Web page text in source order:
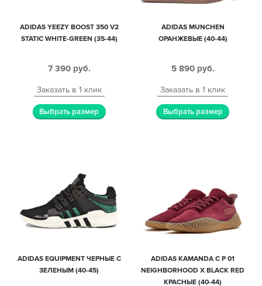
ADIDAS YEEZY BOOST 350 V2
STATIC WHITE-GREEN (35-44)
7 390 руб.
Заказать в 1 клик
Выбрать размер
ADIDAS MUNCHEN
ОРАНЖЕВЫЕ (40-44)
5 890 руб.
Заказать в 1 клик
Выбрать размер
ADIDAS EQUIPMENT ЧЕРНЫЕ С
ЗЕЛЕНЫМ (40-45)
ADIDAS KAMANDA C P 01
NEIGHBORHOOD X BLACK RED
КРАСНЫЕ (40-44)